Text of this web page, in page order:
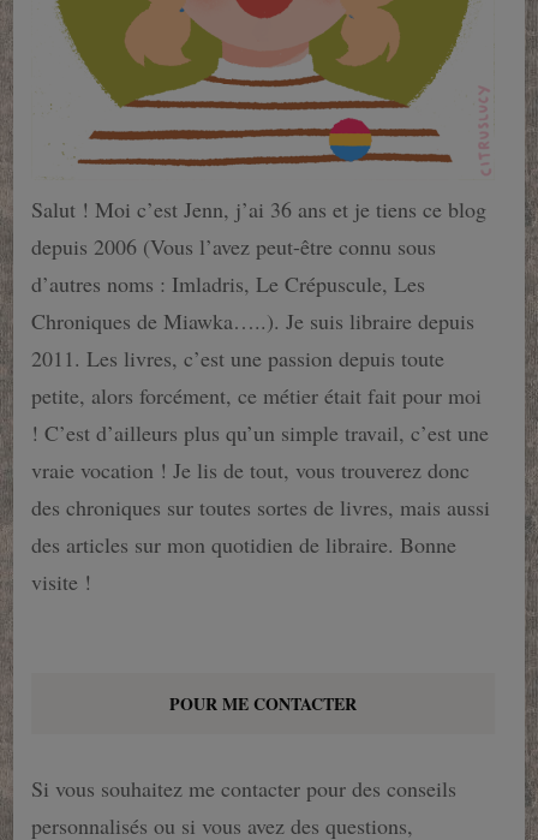
Salut ! Moi c’est Jenn, j’ai 36 ans et je tiens ce blog
depuis 2006 (Vous l’avez peut-être connu sous
d’autres noms : Imladris, Le Crépuscule, Les
Chroniques de Miawka…..). Je suis libraire depuis
2011. Les livres, c’est une passion depuis toute
petite, alors forcément, ce métier était fait pour moi
! C’est d’ailleurs plus qu’un simple travail, c’est une
vraie vocation ! Je lis de tout, vous trouverez donc
des chroniques sur toutes sortes de livres, mais aussi
des articles sur mon quotidien de libraire. Bonne
visite !
POUR ME CONTACTER
Si vous souhaitez me contacter pour des conseils
personnalisés ou si vous avez des questions,